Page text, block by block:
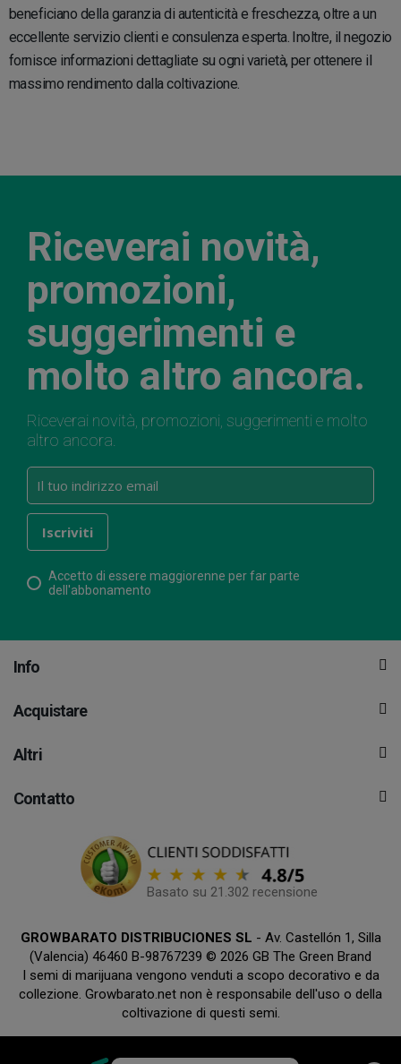
beneficiano della garanzia di autenticità e freschezza, oltre a un
eccellente servizio clienti e consulenza esperta. Inoltre, il negozio
fornisce informazioni dettagliate su ogni varietà, per ottenere il
massimo rendimento dalla coltivazione.
Riceverai novità,
promozioni,
suggerimenti e
molto altro ancora.
Riceverai novità, promozioni, suggerimenti e molto
altro ancora.
Accetto di essere maggiorenne per far parte
dell'abbonamento
Info
Acquistare
Altri
Contatto
Basato su 21.302 recensione
GROWBARATO DISTRIBUCIONES SL - Av. Castellón 1, Silla
(Valencia) 46460 B-98767239 © 2026 GB The Green Brand
I semi di marijuana vengono venduti a scopo decorativo e da
collezione. Growbarato.net non è responsabile dell'uso o della
coltivazione di questi semi.